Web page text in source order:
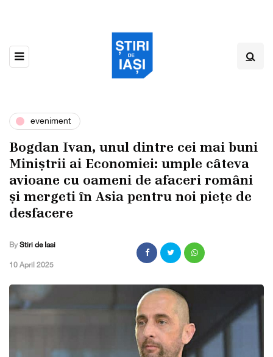
eveniment
Bogdan Ivan, unul dintre cei mai buni
Miniștrii ai Economiei: umple câteva
avioane cu oameni de afaceri români
și mergeti în Asia pentru noi piețe de
desfacere
By Stiri de Iasi
,10 April 2025